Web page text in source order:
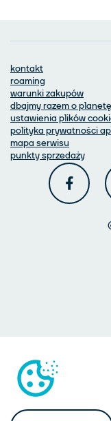
kontakt
roaming
warunki zakupów
dbajmy razem o planetę
ustawienia plików
polityka prywatności
mapa serwisu
punkty sprzedaży